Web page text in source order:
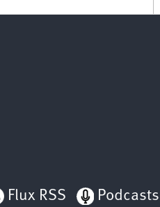
Flux RSS Podcasts